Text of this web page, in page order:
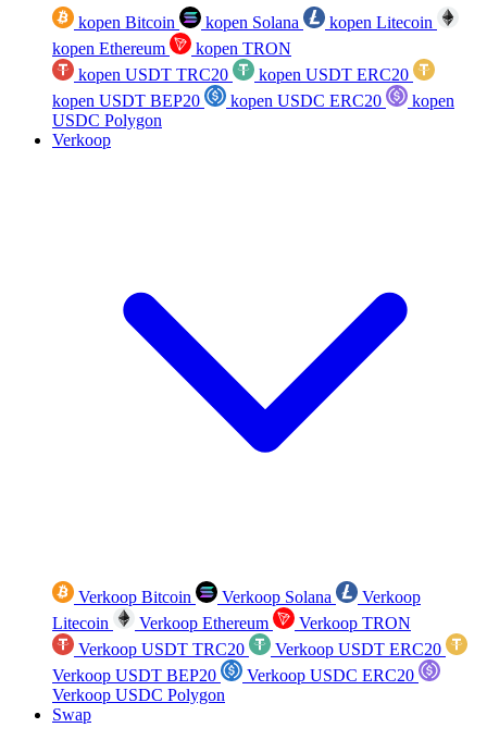
kopen Bitcoin kopen Solana
kopen Litecoin
kopen Ethereum
kopen TRON
kopen USDT TRC20
kopen USDT ERC20
kopen USDT BEP20
kopen USDC ERC20
kopen
USDC Polygon
Verkoop
Verkoop Bitcoin Verkoop Solana
Verkoop
Litecoin
Verkoop Ethereum
Verkoop TRON
Verkoop USDT TRC20
Verkoop USDT ERC20
Verkoop USDT BEP20
Verkoop USDC ERC20
Verkoop USDC Polygon
Swap